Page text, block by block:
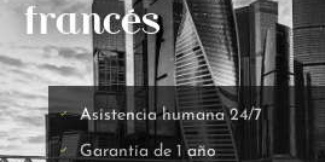
francés
Asistencia humana 24/7
Garantía de 1 año